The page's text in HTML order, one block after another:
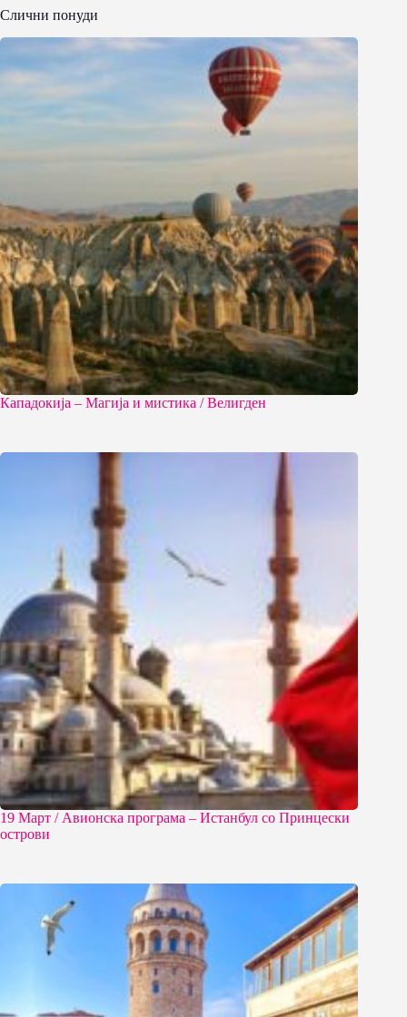
Слични понуди
Кападокија – Магија и мистика / Велигден
19 Март / Aвионска програма – Истанбул со Принцески
острови